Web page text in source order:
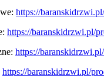
https://
https://baranskidrzwi.pl/
https://
https://baranskidrzwi.pl/